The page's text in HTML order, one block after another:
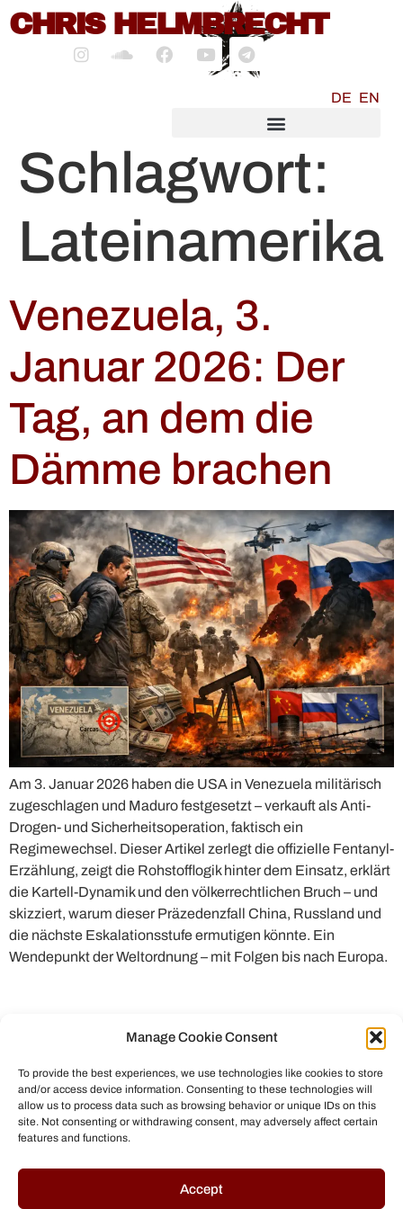
Manage Cookie Consent
To provide the best experiences, we use technologies like cookies to store
and/or access device information. Consenting to these technologies will
allow us to process data such as browsing behavior or unique IDs on this
site. Not consenting or withdrawing consent, may adversely affect certain
features and functions.
Accept
springen
CHRIS HELMBRECHT
DE EN
Schlagwort:
Lateinamerika
Venezuela, 3.
Januar 2026: Der
Tag, an dem die
Dämme brachen
Am 3. Januar 2026 haben die USA in Venezuela militärisch
zugeschlagen und Maduro festgesetzt – verkauft als Anti-
Drogen- und Sicherheitsoperation, faktisch ein
Regimewechsel. Dieser Artikel zerlegt die offizielle Fentanyl-
Erzählung, zeigt die Rohstofflogik hinter dem Einsatz, erklärt
die Kartell-Dynamik und den völkerrechtlichen Bruch – und
skizziert, warum dieser Präzedenzfall China, Russland und
die nächste Eskalationsstufe ermutigen könnte. Ein
Wendepunkt der Weltordnung – mit Folgen bis nach Europa.